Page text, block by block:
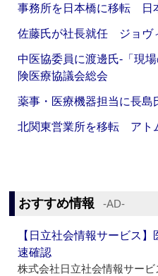
事務所を日本橋に移転 日
佐藤氏が社長就任 ジョヴ
中医協委員に渡邊氏‐「現
険医療協議会総会
薬事・医療機器担当に長
北関東営業所を移転 アト
おすすめ情報 ‐AD‐
【日立社会情報サービス
速確認
株式会社日立社会情報サービ